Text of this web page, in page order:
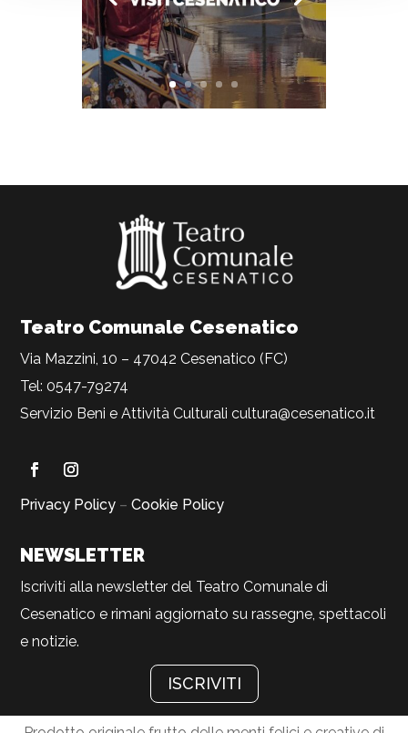
Teatro Comunale Cesenatico
Via Mazzini, 10 – 47042 Cesenatico (FC)
Tel: 0547-79274
Servizio Beni e Attività Culturalicultura@cesenatico.it
Privacy Policy –Cookie Policy
NEWSLETTER
Iscriviti alla newsletter del Teatro Comunale di
Cesenatico e rimani aggiornato su rassegne, spettacoli
e notizie.
ISCRIVITI